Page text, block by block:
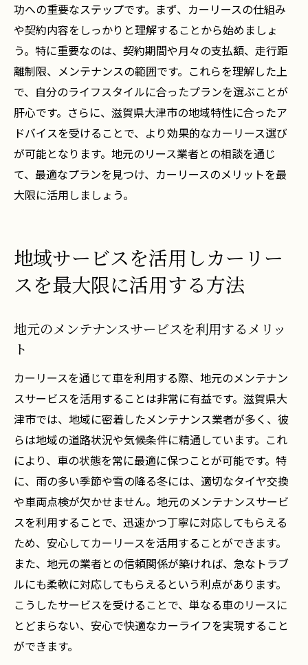
功への重要なステップです。まず、カーリースの仕組み
や契約内容をしっかりと理解することから始めましょ
う。特に重要なのは、契約期間や月々の支払額、走行距
離制限、メンテナンスの範囲です。これらを理解した上
で、自分のライフスタイルに合ったプランを選ぶことが
肝心です。さらに、滋賀県大津市の地域特性に合ったア
ドバイスを受けることで、より効果的なカーリース選び
が可能となります。地元のリース業者との相談を通じ
て、最適なプランを見つけ、カーリースのメリットを最
大限に活用しましょう。
地域サービスを活用しカーリー
スを最大限に活用する方法
地元のメンテナンスサービスを利用するメリッ
ト
カーリースを通じて車を利用する際、地元のメンテナン
スサービスを活用することは非常に有益です。滋賀県大
津市では、地域に密着したメンテナンス業者が多く、彼
らは地域の道路状況や気候条件に精通しています。これ
により、車の状態を常に最適に保つことが可能です。特
に、雨の多い季節や雪の降る冬には、適切なタイヤ交換
や車両点検が欠かせません。地元のメンテナンスサービ
スを利用することで、迅速かつ丁寧に対応してもらえる
ため、安心してカーリースを活用することができます。
また、地元の業者との信頼関係が築ければ、急なトラブ
ルにも柔軟に対応してもらえるという利点があります。
こうしたサービスを受けることで、単なる車のリースに
とどまらない、安心で快適なカーライフを実現すること
ができます。